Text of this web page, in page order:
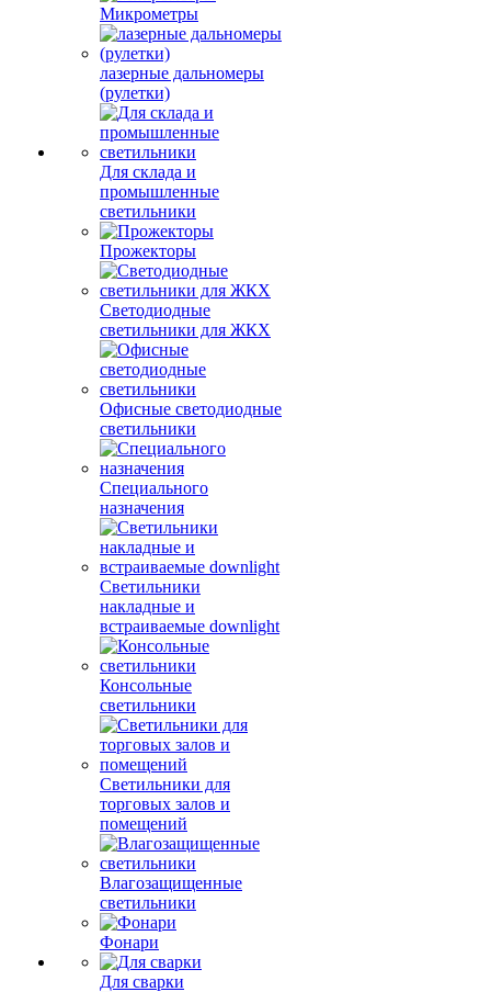
Микрометры
лазерные дальномеры
(рулетки)
Для склада и
промышленные
светильники
Прожекторы
Светодиодные
светильники для ЖКХ
Офисные светодиодные
светильники
Специального
назначения
Светильники
накладные и
встраиваемые downlight
Консольные
светильники
Светильники для
торговых залов и
помещений
Влагозащищенные
светильники
Фонари
Для сварки